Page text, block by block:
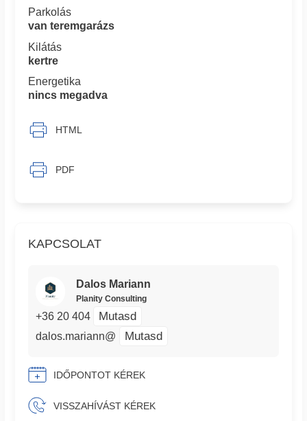
KAPCSOLAT
Dalos Mariann
Planity Consulting
+36 20 404 Mutasd
dalos.mariann@ Mutasd
IDŐPONTOT KÉREK
VISSZAHÍVÁST KÉREK
Parkolás
van teremgarázs
Kilátás
kertre
Energetika
nincs megadva
HTML
PDF